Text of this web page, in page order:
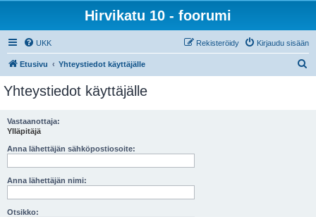
Hirvikatu 10 - foorumi
UKK Kirjaudu sisään
Rekisteröidy
Etusivu Yhteystiedot käyttäjälle
Yhteystiedot käyttäjälle
Vastaanottaja:
Ylläpitäjä
Anna lähettäjän sähköpostiosoite:
Anna lähettäjän nimi:
Otsikko: